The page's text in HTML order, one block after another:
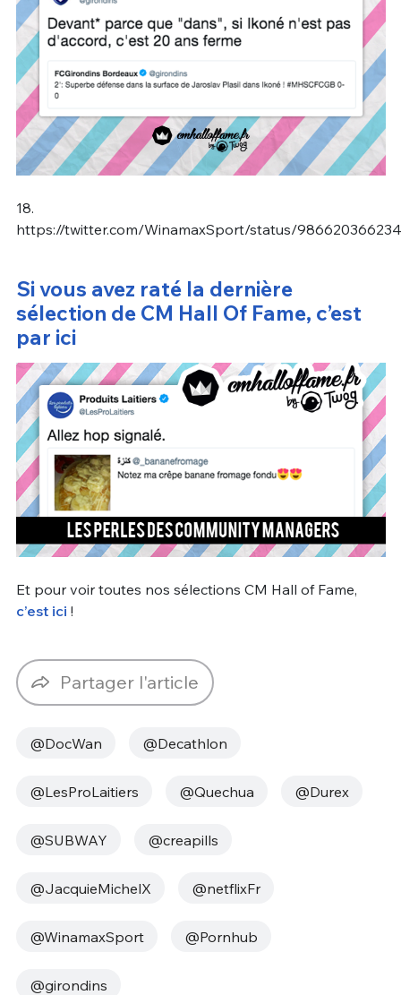
18.
https://twitter.com/WinamaxSport/status/
Si vous avez raté la dernière
sélection de CM Hall Of Fame, c’est
par ici
Et pour voir toutes nos sélections CM Hall of Fame,
c’est ici !
Partager l'article
@DocWan @Decathlon
@LesProLaitiers @Quechua @Durex
@SUBWAY @creapills
@JacquieMichelX @netflixFr
@WinamaxSport @Pornhub
@girondins